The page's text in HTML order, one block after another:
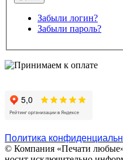
Забыли логин?
Забыли пароль?
Политика
© Компания «Печати